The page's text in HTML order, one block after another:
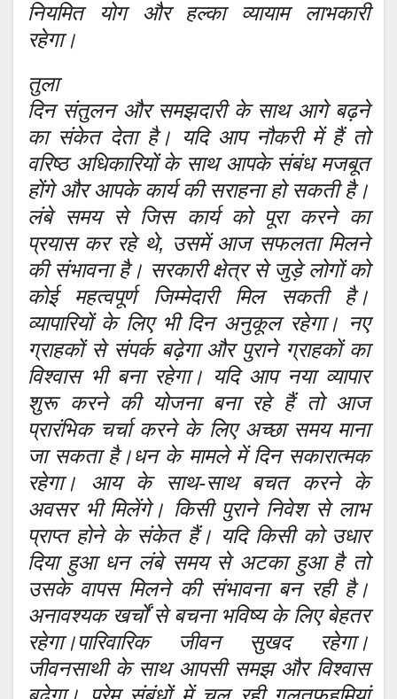
नियमित योग और हल्का व्यायाम लाभकारी
रहेगा।
तुला
दिन संतुलन और समझदारी के साथ आगे बढ़ने
का संकेत देता है। यदि आप नौकरी में हैं तो
वरिष्ठ अधिकारियों के साथ आपके संबंध मजबूत
होंगे और आपके कार्य की सराहना हो सकती है।
लंबे समय से जिस कार्य को पूरा करने का
प्रयास कर रहे थे, उसमें आज सफलता मिलने
की संभावना है। सरकारी क्षेत्र से जुड़े लोगों को
कोई महत्वपूर्ण जिम्मेदारी मिल सकती है।
व्यापारियों के लिए भी दिन अनुकूल रहेगा। नए
ग्राहकों से संपर्क बढ़ेगा और पुराने ग्राहकों का
विश्वास भी बना रहेगा। यदि आप नया व्यापार
शुरू करने की योजना बना रहे हैं तो आज
प्रारंभिक चर्चा करने के लिए अच्छा समय माना
जा सकता है।धन के मामले में दिन सकारात्मक
रहेगा। आय के साथ-साथ बचत करने के
अवसर भी मिलेंगे। किसी पुराने निवेश से लाभ
प्राप्त होने के संकेत हैं। यदि किसी को उधार
दिया हुआ धन लंबे समय से अटका हुआ है तो
उसके वापस मिलने की संभावना बन रही है।
अनावश्यक खर्चों से बचना भविष्य के लिए बेहतर
रहेगा।पारिवारिक जीवन सुखद रहेगा।
जीवनसाथी के साथ आपसी समझ और विश्वास